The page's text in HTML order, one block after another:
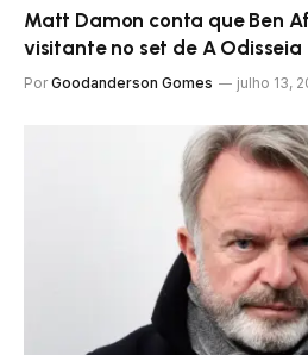
Matt Damon conta que Ben
visitante no set de A Odisseia
Por Goodanderson Gomes julho 13,